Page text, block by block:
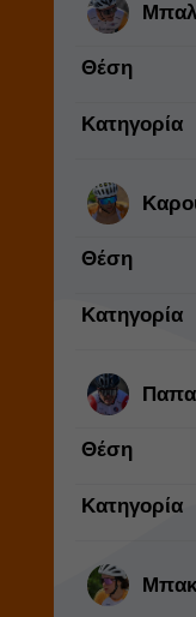
Θέση
Κατηγορία
Θέση
Κατηγορία
Θέση
Κατηγορία